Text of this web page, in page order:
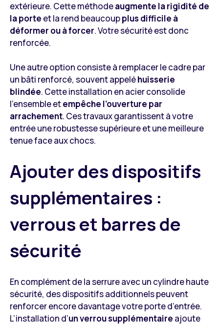
extérieure. Cette méthodeaugmente la rigidité de
la porte et la rend beaucoupplus difficile à
déformer ou à forcer. Votre sécurité est donc
renforcée.
Une autre option consiste à remplacer le cadre par
un bâti renforcé, souvent appeléhuisserie
blindée. Cette installation en acier consolide
l’ensemble etempêche l’ouverture par
arrachement. Ces travaux garantissent à votre
entrée une robustesse supérieure et une meilleure
tenue face aux chocs.
Ajouter des dispositifs
supplémentaires :
verrous et barres de
sécurité
En complément de la serrure avec un cylindre haute
sécurité, des dispositifs additionnels peuvent
renforcer encore davantage votre porte d’entrée.
L’installation d’un verrou supplémentaire ajoute